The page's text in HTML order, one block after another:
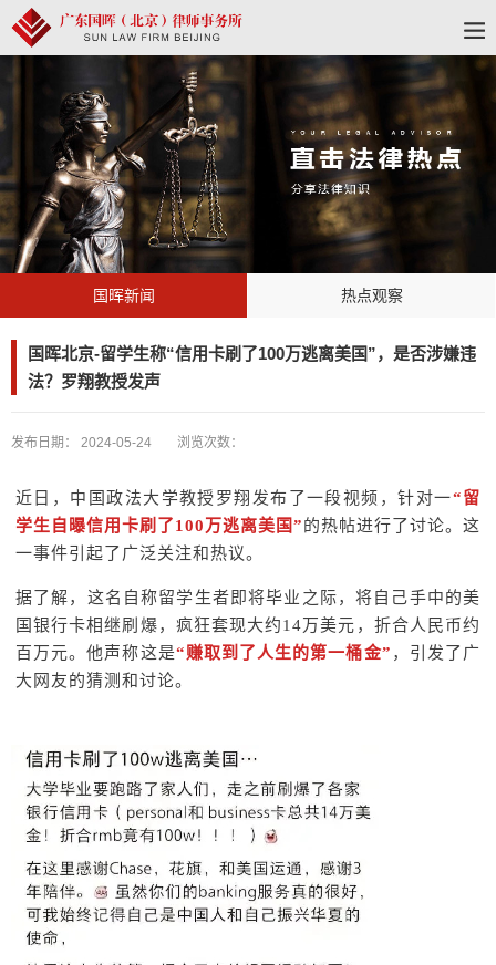
国晖新闻 热点观察
国晖北京-留学生称“信用卡刷了100万逃离美国”，是否涉嫌违
法？罗翔教授发声
发布日期： 2024-05-24 浏览次数：
近日，中国政法大学教授罗翔发布了一段视频，针对一“留
学生自曝信用卡刷了100万逃离美国”的热帖进行了讨论。这
一事件引起了广泛关注和热议。
据了解，这名自称留学生者即将毕业之际，将自己手中的美
国银行卡相继刷爆，疯狂套现大约14万美元，折合人民币约
百万元。他声称这是“赚取到了人生的第一桶金” ，引发了广
大网友的猜测和讨论。